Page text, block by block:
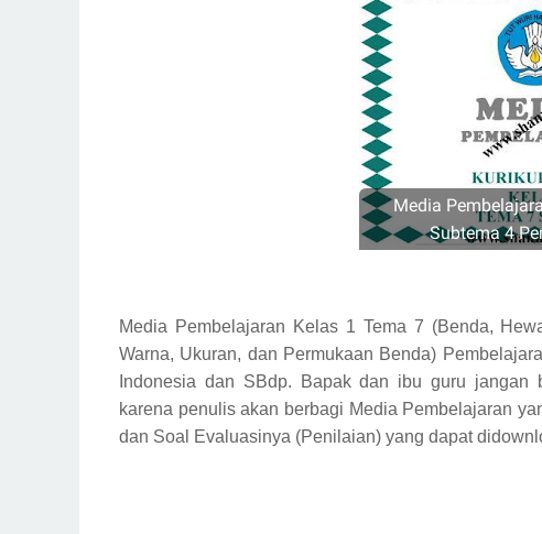
Media
Subtema 4
Media Pembelajaran Kelas 1 Tema 7 (Benda,
Warna, Ukuran, dan Permukaan Benda)
Indonesia dan SBdp. Bapak dan ibu guru jangan
karena penulis akan berbagi Media Pembelajaran
dan Soal Evaluasinya (Penilaian) yang dapat